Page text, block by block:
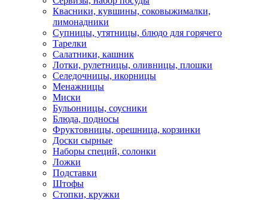
Квасники, кувшины, соковыжималки,
лимонадники
Супницы, утятницы, блюдо для горячего
Тарелки
Салатники, кашник
Лотки, рулетницы, оливницы, плошки
Селедочницы, икорницы
Менажницы
Миски
Бульонницы, соусники
Блюда, подносы
Фруктовницы, орешница, корзинки
Доски сырные
Наборы специй, солонки
Ложки
Подставки
Штофы
Стопки, кружки